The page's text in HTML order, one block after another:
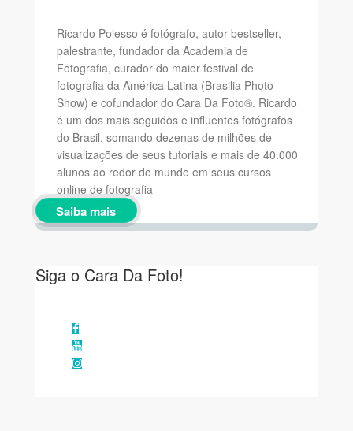
Ricardo Polesso é fotógrafo, autor bestseller,
palestrante, fundador da Academia de
Fotografia, curador do maior festival de
fotografia da América Latina (Brasilia Photo
Show) e cofundador do Cara Da Foto®. Ricardo
é um dos mais seguidos e influentes fotógrafos
do Brasil, somando dezenas de milhões de
visualizações de seus tutoriais e mais de 40.000
alunos ao redor do mundo em seus cursos
online de fotografia
Saiba mais
Siga o Cara Da Foto!
Facebook
YouTube
Instagram